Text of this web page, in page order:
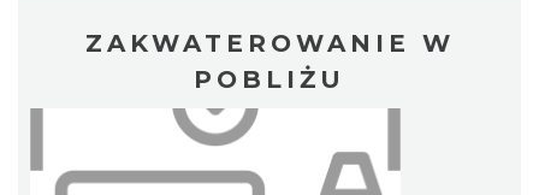
ZAKWATEROWANIE W
POBLIŻU